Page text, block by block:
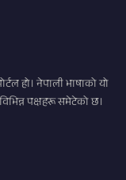
हो। नेपाली भाषाको यो
पक्षहरू समेटेको छ।